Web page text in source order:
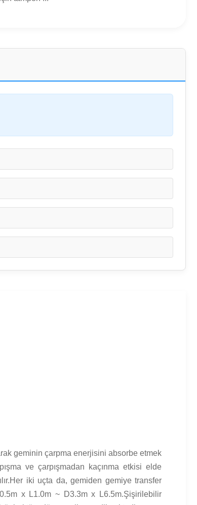
geminin çarpma enerjisini absorbe etmek
ve çarpışmadan kaçınma etkisi elde
iki uçta da, gemiden gemiye transfer
x L1.0m ~ D3.3m x L6.5m.Şişirilebilir